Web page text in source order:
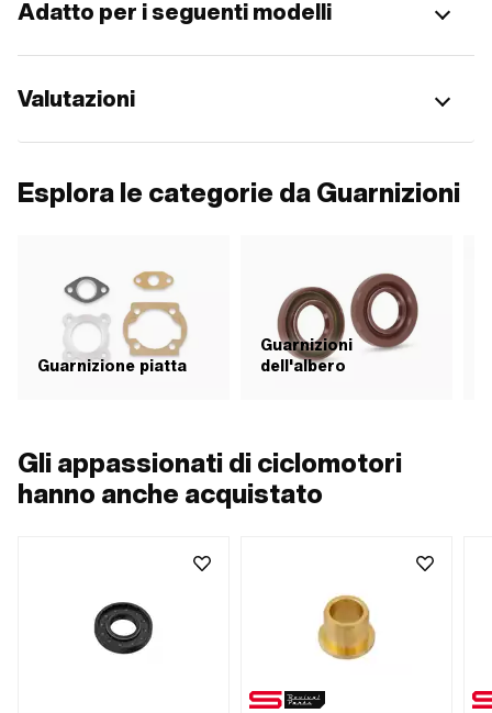
Adatto per i seguenti modelli
Valutazioni
Esplora le categorie da Guarnizioni
Guarnizione piatta
Guarnizioni
dell'albero
Gli appassionati di ciclomotori
hanno anche acquistato